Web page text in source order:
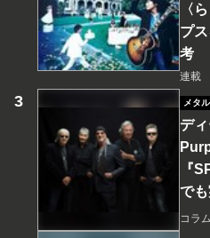
〈
プ
考
連載
メタル
デ
『
で
コラム